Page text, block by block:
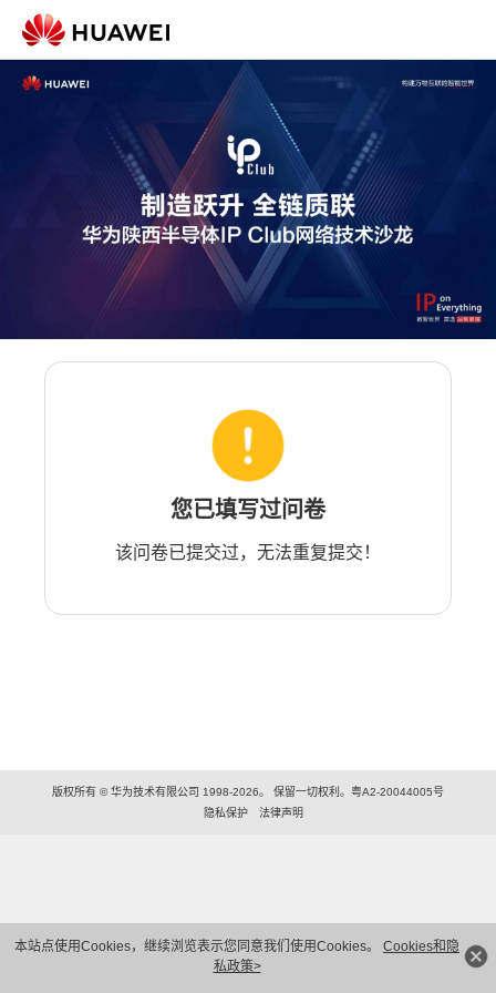
本站点使用Cookies，继续浏览表示您同意我们使用Cookies。 Cookies和隐
私政策>
您已填写过问卷
该问卷已提交过，无法重复提交！
版权所有 © 华为技术有限公司 1998-2026。 保留一切权利。粤A2-20044005号
隐私保护
法律声明